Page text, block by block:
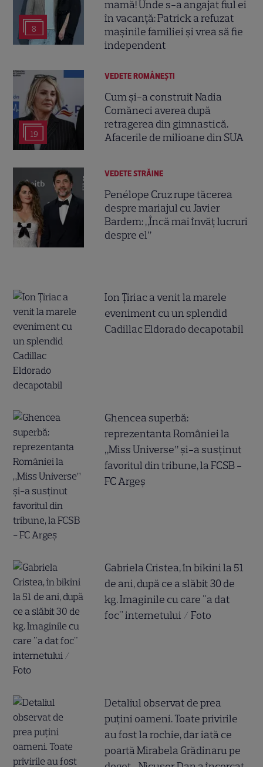
8
mamă! Unde s-a angajat fiul ei
în vacanță: Patrick a refuzat
mașinile familiei și vrea să fie
independent
19
VEDETE ROMÂNEŞTI
Cum și-a construit Nadia
Comăneci averea după
retragerea din gimnastică.
Afacerile de milioane din SUA
VEDETE STRĂINE
Penélope Cruz rupe tăcerea
despre mariajul cu Javier
Bardem: „Încă mai învăț lucruri
despre el”
Ion Țiriac a venit la marele
eveniment cu un splendid
Cadillac Eldorado decapotabil
Ghencea superbă:
reprezentanta României la
„Miss Universe” și-a susținut
favoritul din tribune, la FCSB -
FC Argeș
Gabriela Cristea, în bikini la 51
de ani, după ce a slăbit 30 de
kg. Imaginile cu care "a dat
foc" internetului / Foto
Detaliul observat de prea
puțini oameni. Toate privirile
au fost la rochie, dar iată ce
poartă Mirabela Grădinaru pe